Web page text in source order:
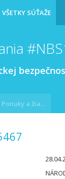
VŠETKY SÚŤAŽE
Ponuky a žiadosti